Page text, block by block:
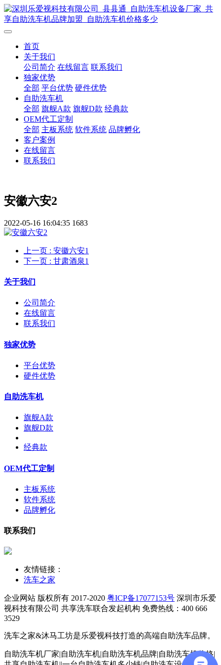
首页
关于我们
公司简介 在线留言 联系我们
独家优势
全部 平台优势 硬件优势
自助洗车机
全部 旗舰A款 旗舰D款 经典款
OEM代工定制
全部 主板系统 软件系统 品牌孵化
客户案例
在线留言
联系我们
安徽六安2
2022-05-16 16:04:35 1683
上一页 : 安徽六安1
下一页 : 甘肃酒泉1
关于我们
公司简介
在线留言
联系我们
独家优势
平台优势
硬件优势
自助洗车机
旗舰A款
旗舰D款
经典款
OEM代工定制
主板系统
软件系统
品牌孵化
联系我们
友情链接：
洗车之家
企业网站 版权所有 2017-2020 粤ICP备17077153号 深圳市乐爱
视科技有限公司 共享洗车联合发起机构 免费热线：400 666
3529
洗车之家&沐马工坊是乐爱视科技打造的高端自助洗车品牌。
自助洗车机厂家|自助洗车机|自助洗车机品牌|自助洗车机价格|